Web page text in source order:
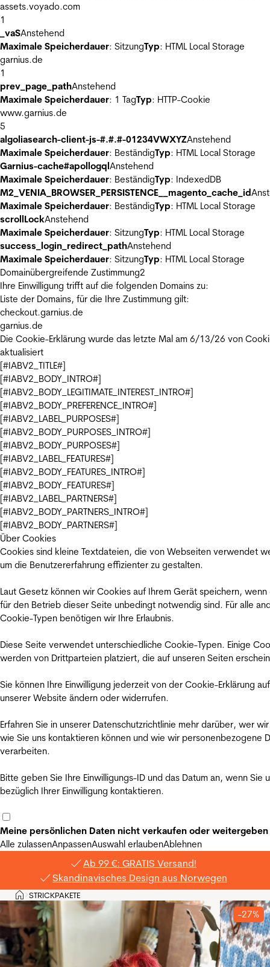
assets.voyado.com
1
_vaSAnstehend
Maximale Speicherdauer: SitzungTyp: HTML Local Storage
garnius.de
1
prev_page_pathAnstehend
Maximale Speicherdauer: 1 TagTyp: HTTP-Cookie
www.garnius.de
5
algoliasearch-client-js-#.#.#-01234VWXYZAnstehend
Maximale Speicherdauer: BeständigTyp: HTML Local Storage
Garnius-cache#apollogqlAnstehend
Maximale Speicherdauer: BeständigTyp: IndexedDB
M2_VENIA_BROWSER_PERSISTENCE__magento_cache_id
Maximale Speicherdauer: BeständigTyp: HTML Local Storage
scrollLockAnstehend
Maximale Speicherdauer: SitzungTyp: HTML Local Storage
success_login_redirect_pathAnstehend
Maximale Speicherdauer: SitzungTyp: HTML Local Storage
Domainübergreifende Zustimmung2
Ihre Einwilligung trifft auf die folgenden Domains zu:
Liste der Domains, für die Ihre Zustimmung gilt:
checkout.garnius.de
garnius.de
Die Cookie-Erklärung wurde das letzte Mal am 6/13/26 von
aktualisiert
[#IABV2_TITLE#]
[#IABV2_BODY_INTRO#]
[#IABV2_BODY_LEGITIMATE_INTEREST_INTRO#]
[#IABV2_BODY_PREFERENCE_INTRO#]
[#IABV2_LABEL_PURPOSES#]
[#IABV2_BODY_PURPOSES_INTRO#]
[#IABV2_BODY_PURPOSES#]
[#IABV2_LABEL_FEATURES#]
[#IABV2_BODY_FEATURES_INTRO#]
[#IABV2_BODY_FEATURES#]
[#IABV2_LABEL_PARTNERS#]
[#IABV2_BODY_PARTNERS_INTRO#]
[#IABV2_BODY_PARTNERS#]
Über Cookies
Cookies sind kleine Textdateien, die von Webseiten verwendet
um die Benutzererfahrung effizienter zu gestalten.
Laut Gesetz können wir Cookies auf Ihrem Gerät speichern, wenn
für den Betrieb dieser Seite unbedingt notwendig sind. Für alle
Cookie-Typen benötigen wir Ihre Erlaubnis.
Diese Seite verwendet unterschiedliche Cookie-Typen. Einige
werden von Drittparteien platziert, die auf unseren Seiten
Sie können Ihre Einwilligung jederzeit von der Cookie-Erklärung auf
unserer Website ändern oder widerrufen.
Erfahren Sie in unserer Datenschutzrichtlinie mehr darüber, wer
wie Sie uns kontaktieren können und wie wir personenbezogene
verarbeiten.
Bitte geben Sie Ihre Einwilligungs-ID und das Datum an, wenn Sie
bezüglich Ihrer Einwilligung kontaktieren.
Meine persönlichen Daten nicht verkaufen oder weitergeben
Alle zulassenAnpassenAuswahl erlaubenAblehnen
Ab 99 €: GRATIS Versand!
Skandinavisches Design aus Norwegen
Privat
>STRICKPAKETE
-27%